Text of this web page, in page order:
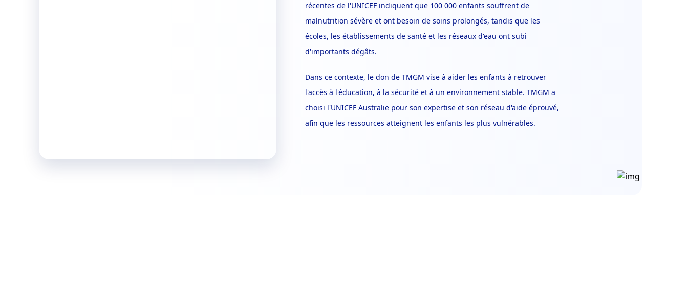
récentes de l'UNICEF indiquent que 100 000 enfants souffrent de
malnutrition sévère et ont besoin de soins prolongés, tandis que les
écoles, les établissements de santé et les réseaux d'eau ont subi
d'importants dégâts.
Dans ce contexte, le don de TMGM vise à aider les enfants à retrouver
l'accès à l'éducation, à la sécurité et à un environnement stable. TMGM a
choisi l'UNICEF Australie pour son expertise et son réseau d'aide éprouvé,
afin que les ressources atteignent les enfants les plus vulnérables.